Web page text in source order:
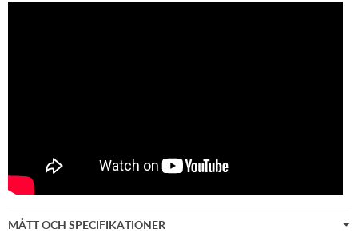
MÅTT OCH SPECIFIKATIONER